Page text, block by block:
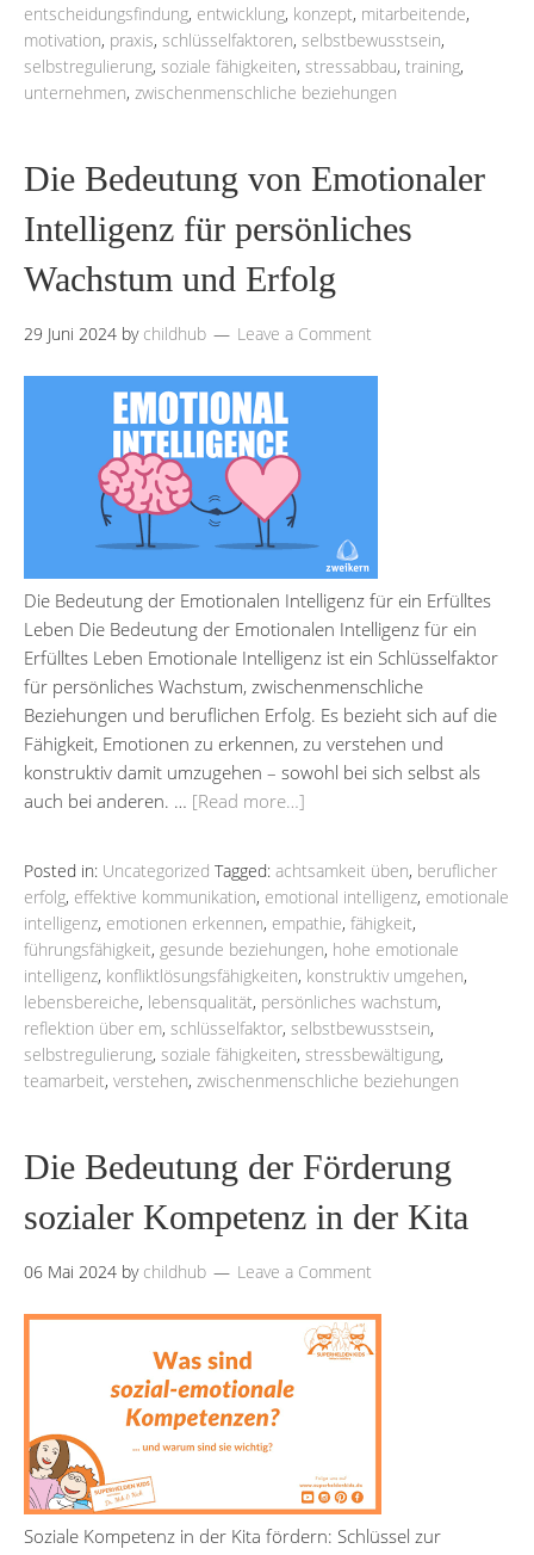
entscheidungsfindung, entwicklung, konzept, mitarbeitende,
motivation, praxis, schlüsselfaktoren, selbstbewusstsein,
selbstregulierung, soziale fähigkeiten, stressabbau, training,
unternehmen, zwischenmenschliche beziehungen
Die Bedeutung von Emotionaler
Intelligenz für persönliches
Wachstum und Erfolg
29 Juni 2024 by childhub Leave a Comment
Die Bedeutung der Emotionalen Intelligenz für ein Erfülltes
Leben Die Bedeutung der Emotionalen Intelligenz für ein
Erfülltes Leben Emotionale Intelligenz ist ein Schlüsselfaktor
für persönliches Wachstum, zwischenmenschliche
Beziehungen und beruflichen Erfolg. Es bezieht sich auf die
Fähigkeit, Emotionen zu erkennen, zu verstehen und
konstruktiv damit umzugehen – sowohl bei sich selbst als
auch bei anderen. … [Read more…]
Posted in: Uncategorized Tagged: achtsamkeit üben, beruflicher
erfolg, effektive kommunikation, emotional intelligenz, emotionale
intelligenz, emotionen erkennen, empathie, fähigkeit,
führungsfähigkeit, gesunde beziehungen, hohe emotionale
intelligenz, konfliktlösungsfähigkeiten, konstruktiv umgehen,
lebensbereiche, lebensqualität, persönliches wachstum,
reflektion über em, schlüsselfaktor, selbstbewusstsein,
selbstregulierung, soziale fähigkeiten, stressbewältigung,
teamarbeit, verstehen, zwischenmenschliche beziehungen
Die Bedeutung der Förderung
sozialer Kompetenz in der Kita
06 Mai 2024 by childhub Leave a Comment
Soziale Kompetenz in der Kita fördern: Schlüssel zur